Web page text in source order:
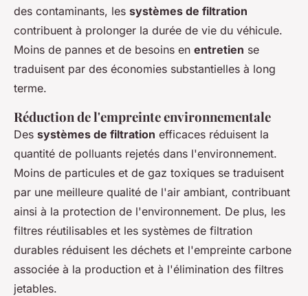
des contaminants, les systèmes de filtration
contribuent à prolonger la durée de vie du véhicule.
Moins de pannes et de besoins en entretien se
traduisent par des économies substantielles à long
terme.
Réduction de l'empreinte environnementale
Des systèmes de filtration efficaces réduisent la
quantité de polluants rejetés dans l'environnement.
Moins de particules et de gaz toxiques se traduisent
par une meilleure qualité de l'air ambiant, contribuant
ainsi à la protection de l'environnement. De plus, les
filtres réutilisables et les systèmes de filtration
durables réduisent les déchets et l'empreinte carbone
associée à la production et à l'élimination des filtres
jetables.